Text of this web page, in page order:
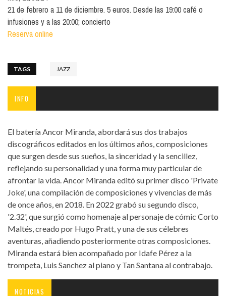
21 de febrero a 11 de diciembre. 5 euros. Desde las 19:00 café o
infusiones y a las 20:00; concierto
Reserva online
TAGS JAZZ
INFO
El batería Ancor Miranda, abordará sus dos trabajos
discográficos editados en los últimos años, composiciones
que surgen desde sus sueños, la sinceridad y la sencillez,
reflejando su personalidad y una forma muy particular de
afrontar la vida. Ancor Miranda editó su primer disco 'Private
Joke', una compilación de composiciones y vivencias de más
de once años, en 2018. En 2022 grabó su segundo disco,
'2.32', que surgió como homenaje al personaje de cómic Corto
Maltés, creado por Hugo Pratt, y una de sus célebres
aventuras, añadiendo posteriormente otras composiciones.
Miranda estará bien acompañado por Idafe Pérez a la
trompeta, Luis Sanchez al piano y Tan Santana al contrabajo.
NOTICIAS